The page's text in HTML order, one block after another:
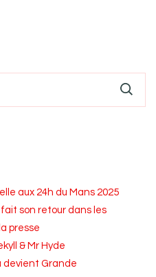
aux 24h du Mans 2025
son retour dans les
presse
& Mr Hyde
devient Grande